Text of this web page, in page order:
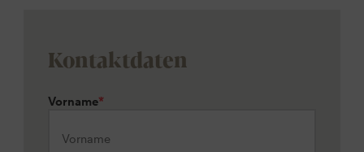
Kontaktdaten
Vorname*